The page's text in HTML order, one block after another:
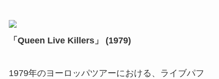
「Queen Live Killers」 (1979)
1979年のヨーロッパツアーにおける、ライブパフ